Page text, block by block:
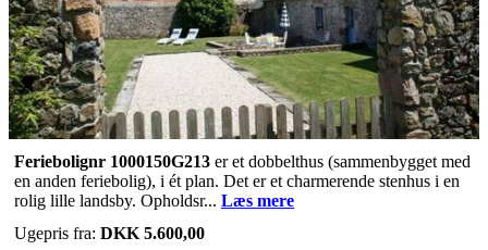
Feriebolignr 1000150G213 er et dobbelthus (sammenbygget med
en anden feriebolig), i ét plan. Det er et charmerende stenhus i en
rolig lille landsby. Opholdsr... Læs mere
Ugepris fra: DKK 5.600,00